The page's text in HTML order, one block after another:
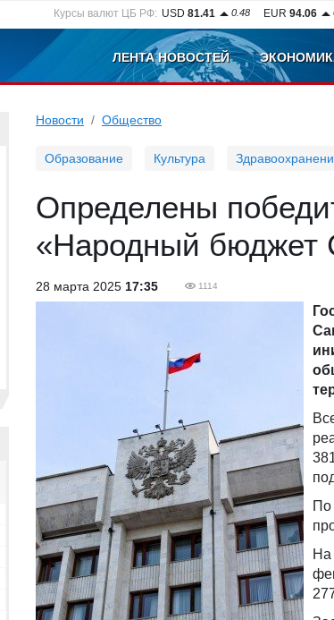
Курсы валют ЦБ РФ: USD 81.41 0.48 EUR 94.06
ЛЕНТА НОВОСТЕЙ
Новости Общество
Образование Культура
Определены
«Народный бюджет
28 марта 2025 17:35 1114
По
На